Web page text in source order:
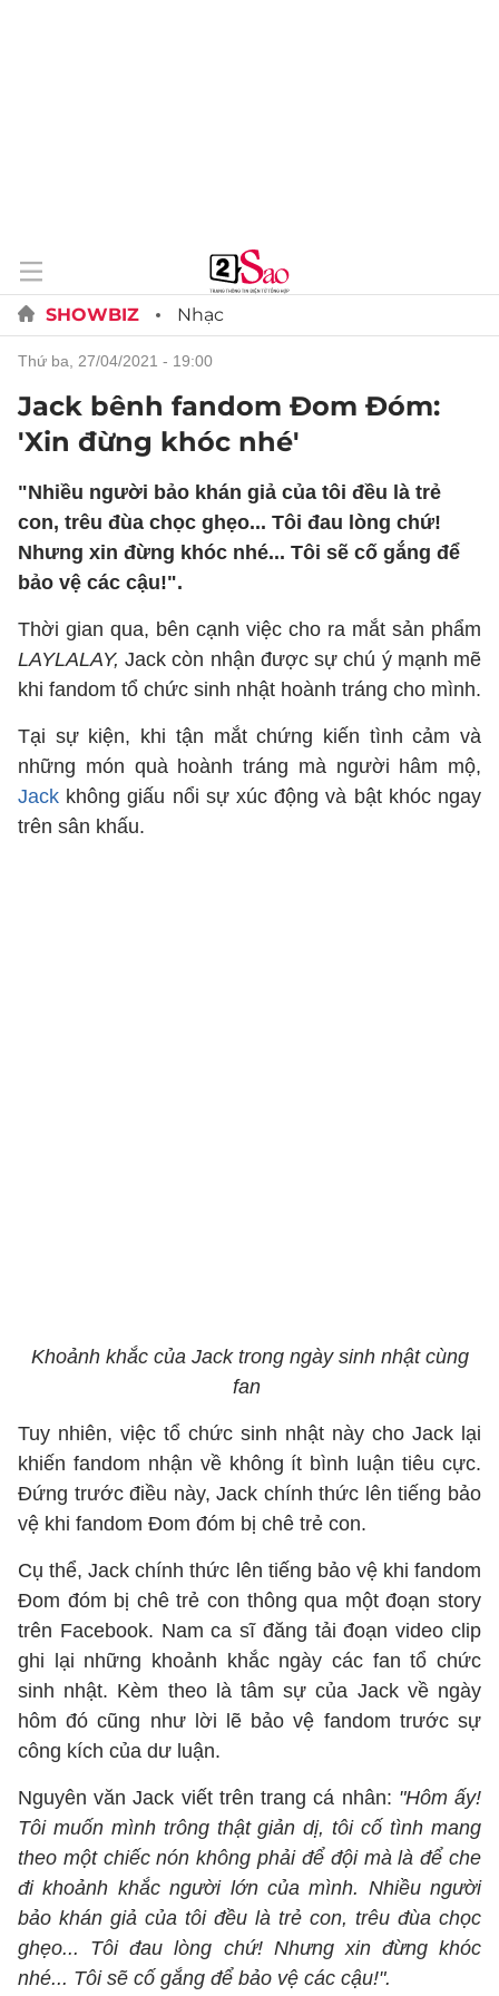
SHOWBIZ Nhạc
thứ ba, 27/04/2021 - 19:00
Jack bênh fandom Đom Đóm:
'Xin đừng khóc nhé'
"Nhiều người bảo khán giả của tôi đều là trẻ
con, trêu đùa chọc ghẹo... Tôi đau lòng chứ!
Nhưng xin đừng khóc nhé... Tôi sẽ cố gắng để
bảo vệ các cậu!".
Thời gian qua, bên cạnh việc cho ra mắt sản phẩm
LAYLALAY, Jack còn nhận được sự chú ý mạnh mẽ
khi fandom tổ chức sinh nhật hoành tráng cho mình.
Tại sự kiện, khi tận mắt chứng kiến tình cảm và
những món quà hoành tráng mà người hâm mộ,
Jack không giấu nổi sự xúc động và bật khóc ngay
trên sân khấu.
Khoảnh khắc của Jack trong ngày sinh nhật cùng
fan
Tuy nhiên, việc tổ chức sinh nhật này cho Jack lại
khiến fandom nhận về không ít bình luận tiêu cực.
Đứng trước điều này, Jack chính thức lên tiếng bảo
vệ khi fandom Đom đóm bị chê trẻ con.
Cụ thể, Jack chính thức lên tiếng bảo vệ khi fandom
Đom đóm bị chê trẻ con thông qua một đoạn story
trên Facebook. Nam ca sĩ đăng tải đoạn video clip
ghi lại những khoảnh khắc ngày các fan tổ chức
sinh nhật. Kèm theo là tâm sự của Jack về ngày
hôm đó cũng như lời lẽ bảo vệ fandom trước sự
công kích của dư luận.
Nguyên văn Jack viết trên trang cá nhân: "Hôm ấy!
Tôi muốn mình trông thật giản dị, tôi cố tình mang
theo một chiếc nón không phải để đội mà là để che
đi khoảnh khắc người lớn của mình. Nhiều người
bảo khán giả của tôi đều là trẻ con, trêu đùa chọc
ghẹo... Tôi đau lòng chứ! Nhưng xin đừng khóc
nhé... Tôi sẽ cố gắng để bảo vệ các cậu!".